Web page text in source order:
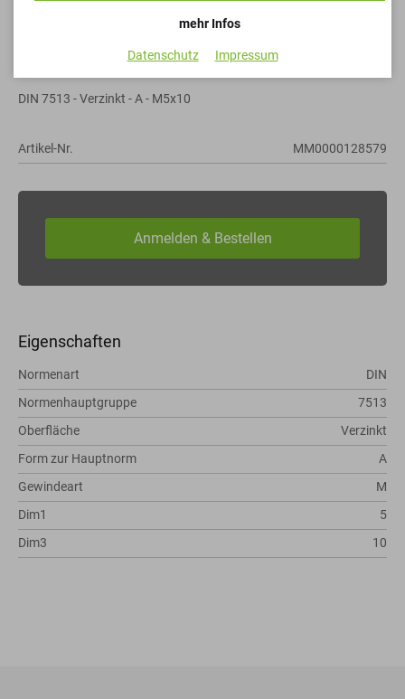
Schneidschrauben
DIN 7513 - Verzinkt - A - M5x10
Artikel-Nr. MM0000128579
Eigenschaften
Normenart
DIN
Normenhauptgruppe
7513
Oberfläche
Verzinkt
Form zur Hauptnorm
A
Gewindeart
M
Dim1
5
Dim3
10
mehr Infos
Datenschutz Impressum